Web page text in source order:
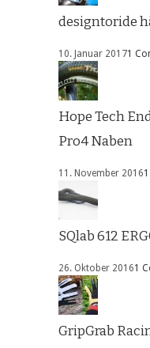
designtoride
10. Januar 20171
Hope Tech
Pro4 Naben
11. November 2016
SQlab 612
26. Oktober 20161
GripGrab